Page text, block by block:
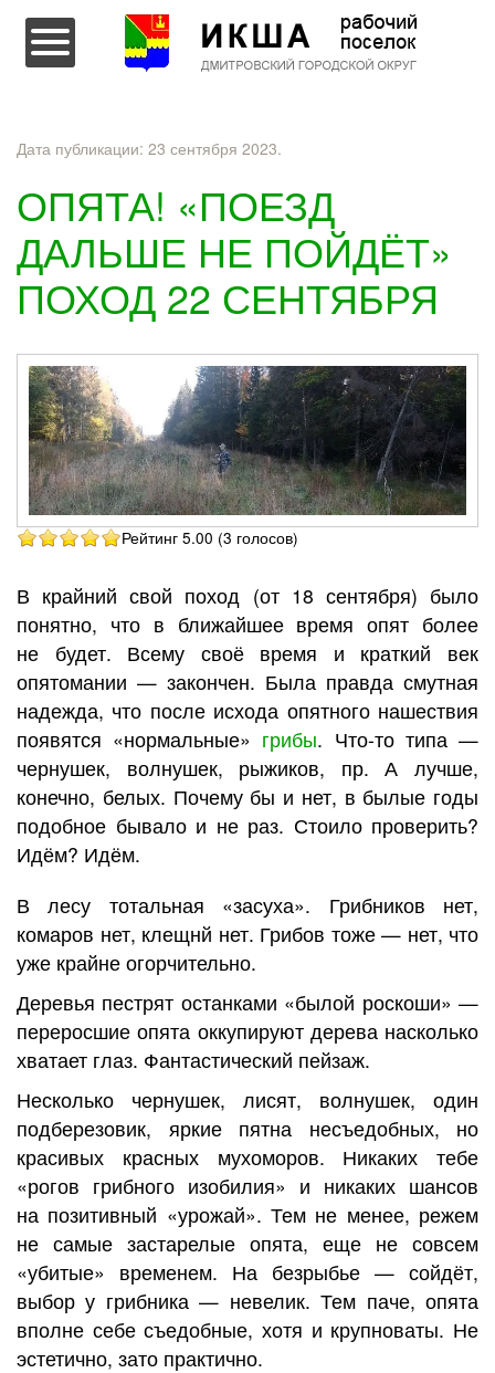
Перейти к содержимому
Дата публикации: 23 сентября 2023.
ОПЯТА! «ПОЕЗД
ДАЛЬШЕ НЕ ПОЙДЁТ»
ПОХОД 22 СЕНТЯБРЯ
Рейтинг 5.00 (3 голосов)
В крайний свой поход (от 18 сентября) было
понятно, что в ближайшее время опят более
не будет. Всему своё время и краткий век
опятомании — закончен. Была правда смутная
надежда, что после исхода опятного нашествия
появятся «нормальные» грибы. Что-то типа —
чернушек, волнушек, рыжиков, пр. А лучше,
конечно, белых. Почему бы и нет, в былые годы
подобное бывало и не раз. Стоило проверить?
Идём? Идём.
В лесу тотальная «засуха». Грибников нет,
комаров нет, клещнй нет. Грибов тоже — нет, что
уже крайне огорчительно.
Деревья пестрят останками «былой роскоши» —
переросшие опята оккупируют дерева насколько
хватает глаз. Фантастический пейзаж.
Несколько чернушек, лисят, волнушек, один
подберезовик, яркие пятна несъедобных, но
красивых красных мухоморов. Никаких тебе
«рогов грибного изобилия» и никаких шансов
на позитивный «урожай». Тем не менее, режем
не самые застарелые опята, еще не совсем
«убитые» временем. На безрыбье — сойдёт,
выбор у грибника — невелик. Тем паче, опята
вполне себе съедобные, хотя и крупноваты. Не
эстетично, зато практично.